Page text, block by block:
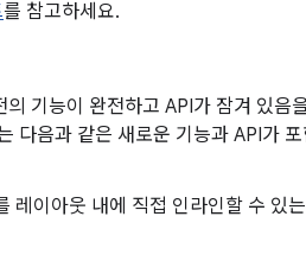
를 참고하세요.
기능이 완전하고 API가 잠겨 있음
음과 같은 새로운 기능과 API가 포
레이아웃 내에 직접 인라인할 수 있